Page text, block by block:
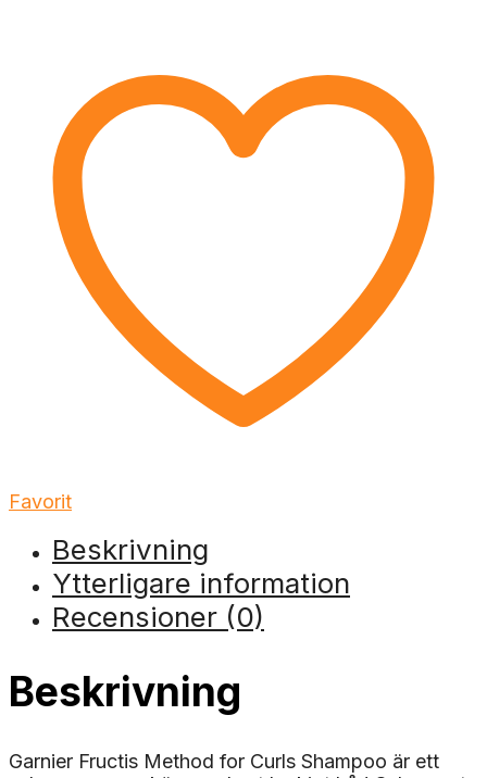
Favorit
Beskrivning
Ytterligare information
Recensioner (0)
Beskrivning
Garnier Fructis Method for Curls Shampoo är ett